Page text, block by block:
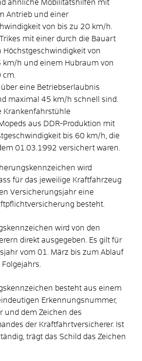
ähnliche Mobilitätshilfen mit
Antrieb und einer
von bis zu 20 km/h.
mit einer durch die Bauart
Höchstgeschwindigkeit von
km/h und einem Hubraum von
über eine Betriebserlaubnis
maximal 45 km/h schnell sind.
Krankenfahrstühle
aus DDR-Produktion mit
bis 60 km/h, die
01.03.1992 versichert waren.
wird
für das jeweilige Kraftfahrzeug
Versicherungsjahr eine
besteht.
wird von den
direkt ausgegeben. Es gilt für
vom 01. März bis zum Ablauf
besteht aus einem
Erkennungsnummer,
und dem Zeichen des
der Kraftfahrtversicherer. Ist
trägt das Schild das Zeichen